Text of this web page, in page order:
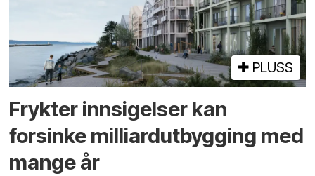
PLUSS
Frykter innsigelser kan
forsinke milliard­utbygging med
mange år